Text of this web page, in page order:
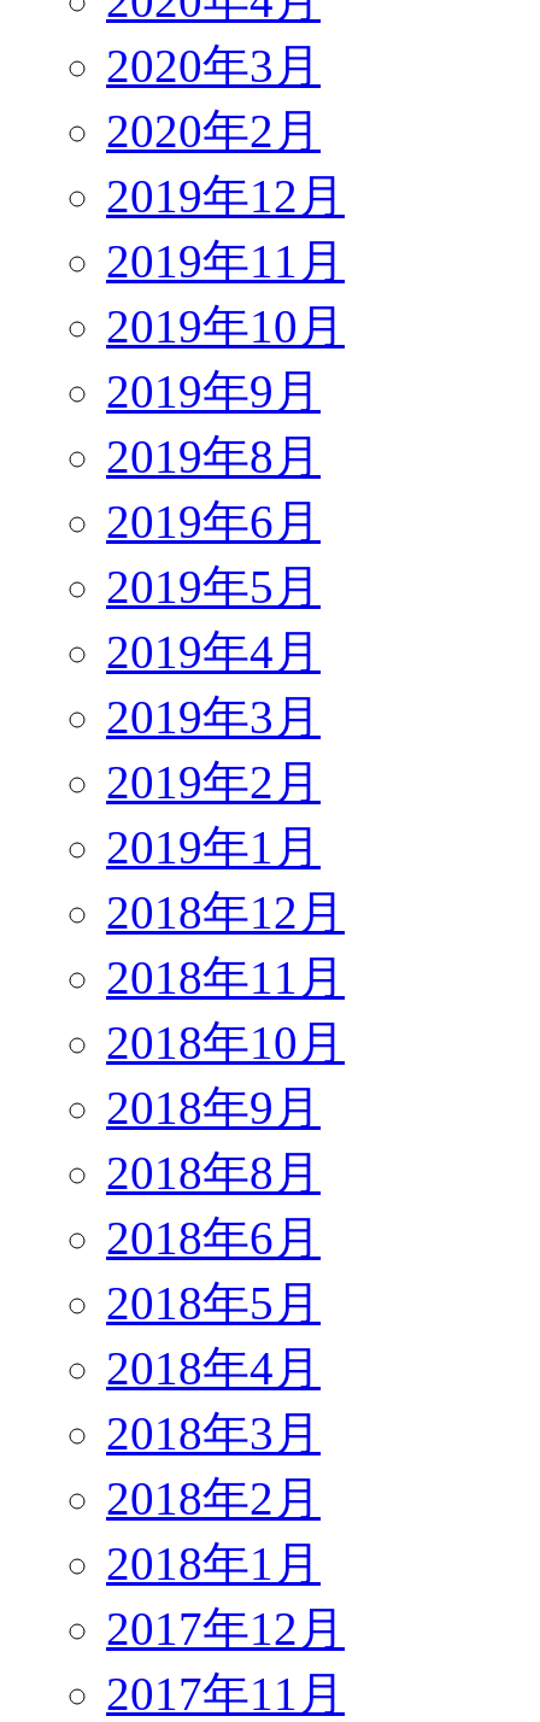
2020年3月
2020年2月
2019年12月
2019年11月
2019年10月
2019年9月
2019年8月
2019年6月
2019年5月
2019年4月
2019年3月
2019年2月
2019年1月
2018年12月
2018年11月
2018年10月
2018年9月
2018年8月
2018年6月
2018年5月
2018年4月
2018年3月
2018年2月
2018年1月
2017年12月
2017年11月